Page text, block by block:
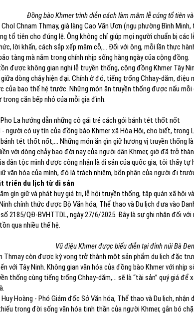
Đồng bào Khmer trình diễn cách làm mâm lễ cúng tổ tiên
Chnam Thmay, già làng Cao Văn Ươn (ngụ phường Bình
tổ tiên cho đúng lệ. Ông không chỉ giúp mọi người chuẩn bị các
lời khấn, cách sắp xếp mâm cỗ,... Đối với ông, mỗi lần thực
tàng mà nằm trong chính nhịp sống hàng ngày của cộng đồng.
được không gian nghi lễ truyền thống, cộng đồng Khmer Tây
giữa dòng chảy hiện đại. Chính ở đó, tiếng trống Chhay-dăm,
của bao thế hệ trước. Những món ăn truyền thống được nấu
trong căn bếp nhỏ của mỗi gia đình.
La hướng dẫn những cô gái trẻ cách gói bánh tét thốt nốt
- người có uy tín của đồng bào Khmer xã Hòa Hội, cho biết,
tét thốt nốt,... Những món ăn gìn giữ hương vị truyền thống
với dòng chảy bao đời nay của người dân Khmer, giờ đã trở
dân tộc mình được công nhận là di sản của quốc gia, tôi thấy tự
văn hóa của mình, đó là trách nhiệm, bổn phận của người đi
triển du lịch từ di sản
gìn giữ và phát huy giá trị, lễ hội truyền thống, tập quán xã hội
chính thức được Bộ Văn hóa, Thể thao và Du lịch đưa vào
2185/QĐ-BVHTTDL, ngày 27/6/2025. Đây là sự ghi nhận đối
qua nhiều thế hệ.
Vũ điệu Khmer được biểu diễn tại đỉnh núi Bà
Thmay còn được kỳ vọng trở thành một sản phẩm du lịch đặc
với Tây Ninh. Không gian văn hóa của đồng bào Khmer với nhịp
thống cùng tiếng trống Chhay-dăm,… sẽ là “tài sản” quý giá
Hoàng - Phó Giám đốc Sở Văn hóa, Thể thao và Du lịch,
trong đời sống văn hóa tinh thần của người Khmer, gắn bó